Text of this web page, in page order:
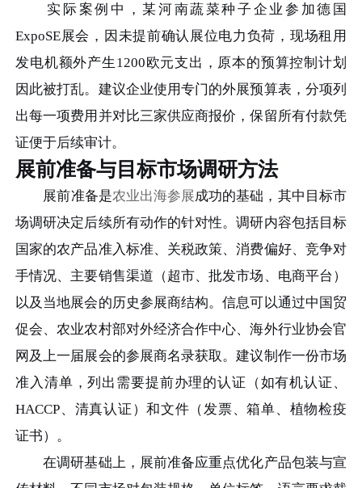
实际案例中，某河南蔬菜种子企业参加德国
ExpoSE展会，因未提前确认展位电力负荷，现场租用
发电机额外产生1200欧元支出，原本的预算控制计划
因此被打乱。建议企业使用专门的外展预算表，分项列
出每一项费用并对比三家供应商报价，保留所有付款凭
证便于后续审计。
展前准备与目标市场调研方法
展前准备是农业出海参展成功的基础，其中目标市
场调研决定后续所有动作的针对性。调研内容包括目标
国家的农产品准入标准、关税政策、消费偏好、竞争对
手情况、主要销售渠道（超市、批发市场、电商平台）
以及当地展会的历史参展商结构。信息可以通过中国贸
促会、农业农村部对外经济合作中心、海外行业协会官
网及上一届展会的参展商名录获取。建议制作一份市场
准入清单，列出需要提前办理的认证（如有机认证、
HACCP、清真认证）和文件（发票、箱单、植物检疫
证书）。
在调研基础上，展前准备应重点优化产品包装与宣